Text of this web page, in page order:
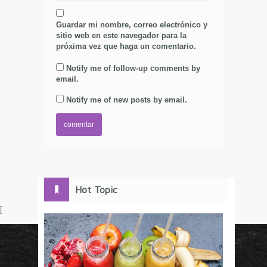
Guardar mi nombre, correo electrónico y
sitio web en este navegador para la
próxima vez que haga un comentario.
Notify me of follow-up comments by
email.
Notify me of new posts by email.
Hot Topic
[